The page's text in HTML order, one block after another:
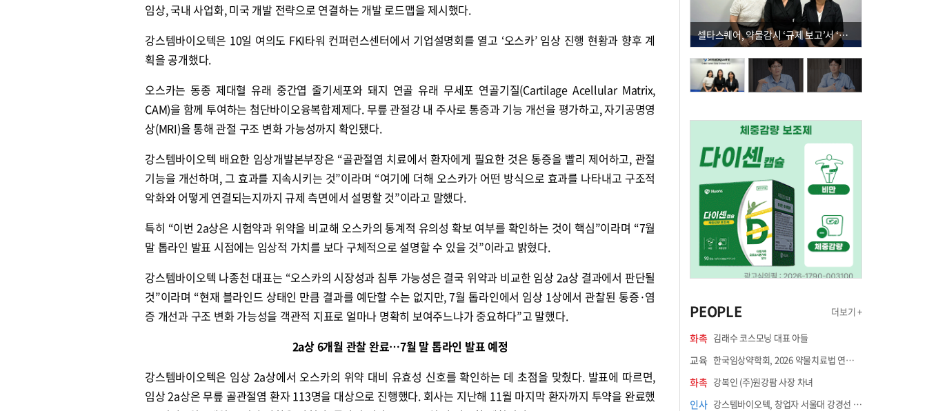
임상, 국내 사업화, 미국 개발 전략으로 연결하는 개발 로드맵을 제시했다.
강스템바이오텍은 10일 여의도 FKI타워 컨퍼런스센터에서 기업설명회를 열고 ‘오스카’ 임상 진행 현황과 향후 계
획을 공개했다.
오스카는 동종 제대혈 유래 중간엽 줄기세포와 돼지 연골 유래 무세포 연골기질(Cartilage Acellular Matrix,
CAM)을 함께 투여하는 첨단바이오융복합제제다. 무릎 관절강 내 주사로 통증과 기능 개선을 평가하고, 자기공명영
상(MRI)을 통해 관절 구조 변화 가능성까지 확인됐다.
강스템바이오텍 배요한 임상개발본부장은 “골관절염 치료에서 환자에게 필요한 것은 통증을 빨리 제어하고, 관절
기능을 개선하며, 그 효과를 지속시키는 것”이라며 “여기에 더해 오스카가 어떤 방식으로 효과를 나타내고 구조적
악화와 어떻게 연결되는지까지 규제 측면에서 설명할 것”이라고 말했다.
특히 “이번 2a상은 시험약과 위약을 비교해 오스카의 통계적 유의성 확보 여부를 확인하는 것이 핵심”이라며 “7월
말 톱라인 발표 시점에는 임상적 가치를 보다 구체적으로 설명할 수 있을 것”이라고 밝혔다.
강스템바이오텍 나종천 대표는 “오스카의 시장성과 침투 가능성은 결국 위약과 비교한 임상 2a상 결과에서 판단될
것”이라며 “현재 블라인드 상태인 만큼 결과를 예단할 수는 없지만, 7월 톱라인에서 임상 1상에서 관찰된 통증·염
증 개선과 구조 변화 가능성을 객관적 지표로 얼마나 명확히 보여주느냐가 중요하다”고 말했다.
2a상 6개월 관찰 완료…7월 말 톱라인 발표 예정
강스템바이오텍은 임상 2a상에서 오스카의 위약 대비 유효성 신호를 확인하는 데 초점을 맞췄다. 발표에 따르면,
임상 2a상은 무릎 골관절염 환자 113명을 대상으로 진행했다. 회사는 지난해 11월 마지막 환자까지 투약을 완료했
셀타스퀘어, 약물감시 ‘규제 보고’서 ‘데이터 의사결정’으로 "PVX 전환 요구 커진다"
PEOPLE 더보기 +
화촉 김래수 코스모닝 대표 아들
교육 한국임상약학회, 2026 약물치료법 연수강좌 8월 21일 개최
화촉 강복인 (주)원강팜 사장 차녀
인사 강스템바이오텍, 창업자 서울대 강경선 교수 최고과학책임자 선임